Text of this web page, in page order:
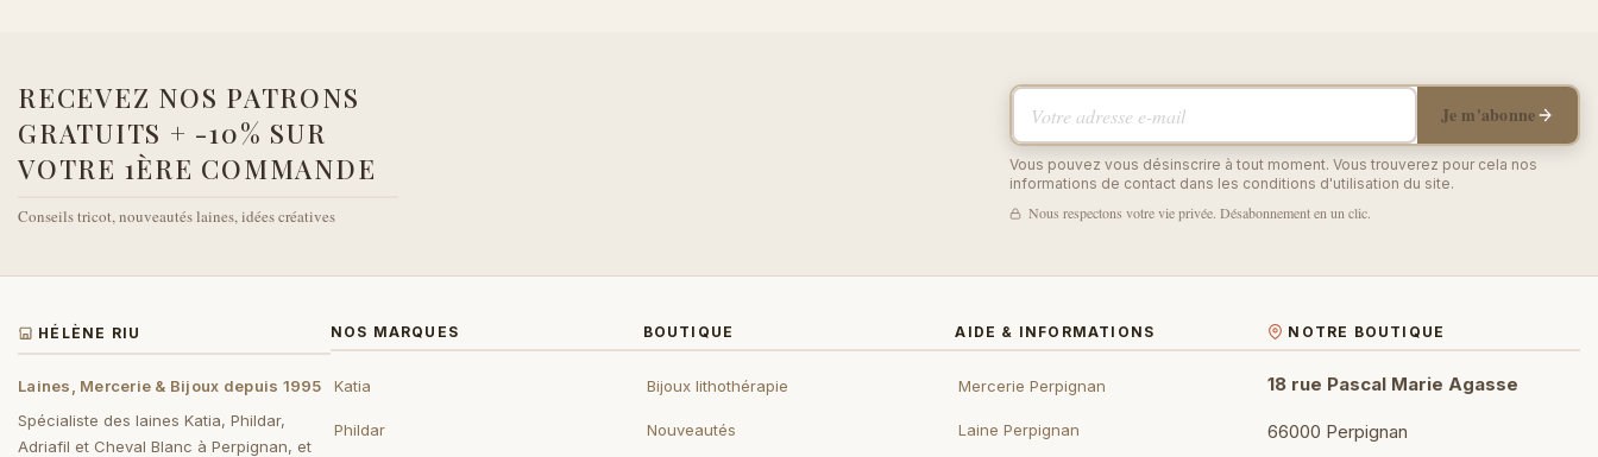
RECEVEZ NOS PATRONS
GRATUITS + -10% SUR
VOTRE 1ÈRE COMMANDE
Conseils tricot, nouveautés laines, idées créatives
Votre adresse e-mail
Je m'abonne
Vous pouvez vous désinscrire à tout moment. Vous trouverez pour cela nos
informations de contact dans les conditions d'utilisation du site.
Nous respectons votre vie privée. Désabonnement en un clic.
HÉLÈNE RIU
Laines, Mercerie & Bijoux depuis 1995
Spécialiste des laines Katia, Phildar,
Adriafil et Cheval Blanc à Perpignan, et
NOS MARQUES
Katia
Phildar
BOUTIQUE
Bijoux lithothérapie
Nouveautés
AIDE & INFORMATIONS
Mercerie Perpignan
Laine Perpignan
NOTRE BOUTIQUE
18 rue Pascal Marie Agasse
66000 Perpignan